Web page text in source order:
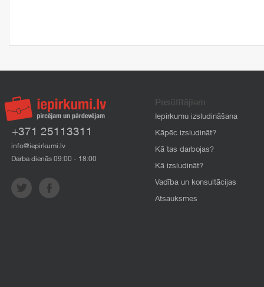
+371 25113311
info@iepirkumi.lv
Darba dienās 09:00 - 18:00
Pasūtītājiem
Iepirkumu izsludināšana
Kāpēc izsludināt?
Kā tas darbojas?
Kā izsludināt?
Vadība un konsultācijas
Atsauksmes